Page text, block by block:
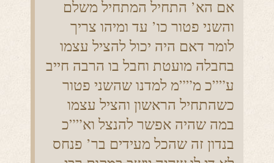
אם הא’ התחיל המתחיל משלם
והשני פטור כו’ עד ומיהו צריך
לומר דאם היה יכול להציל עצמו
בחבלה מועטת וחבל בו הרבה חייב
ע””כ מ””מ למדנו שהשני פטור
כשהתחיל הראשון והציל עצמו
במה שהיה אפשר להנצל וא””כ
בנדון זה שהכל מעידים בר’ פנחס